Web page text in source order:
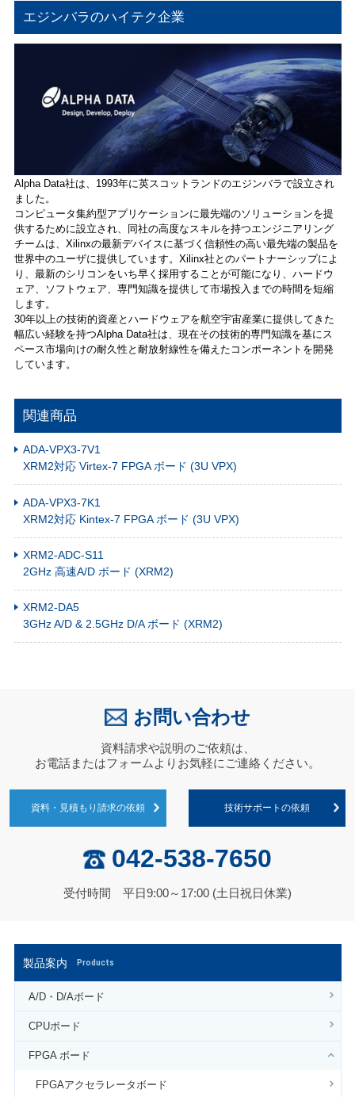
製品案内 Products
A/D・D/Aボード
CPUボード
FPGA ボード
FPGAアクセラレータボード
エジンバラのハイテク企業
Alpha Data社は、1993年に英スコットランドのエジンバラで設立され
ました。
コンピュータ集約型アプリケーションに最先端のソリューションを提
供するために設立され、同社の高度なスキルを持つエンジニアリング
チームは、Xilinxの最新デバイスに基づく信頼性の高い最先端の製品を
世界中のユーザに提供しています。Xilinx社とのパートナーシップによ
り、最新のシリコンをいち早く採用することが可能になり、ハードウ
ェア、ソフトウェア、専門知識を提供して市場投入までの時間を短縮
します。
30年以上の技術的資産とハードウェアを航空宇宙産業に提供してきた
幅広い経験を持つAlpha Data社は、現在その技術的専門知識を基にス
ペース市場向けの耐久性と耐放射線性を備えたコンポーネントを開発
しています。
関連商品
ADA-VPX3-7V1
XRM2対応 Virtex-7 FPGA ボード (3U VPX)
ADA-VPX3-7K1
XRM2対応 Kintex-7 FPGA ボード (3U VPX)
XRM2-ADC-S11
2GHz 高速A/D ボード (XRM2)
XRM2-DA5
3GHz A/D & 2.5GHz D/A ボード (XRM2)
お問い合わせ
資料請求や説明のご依頼は、
お電話またはフォームよりお気軽にご連絡ください。
資料・見積もり請求の依頼 技術サポートの依頼
042-538-7650
受付時間 平日9:00～17:00 (土日祝日休業)